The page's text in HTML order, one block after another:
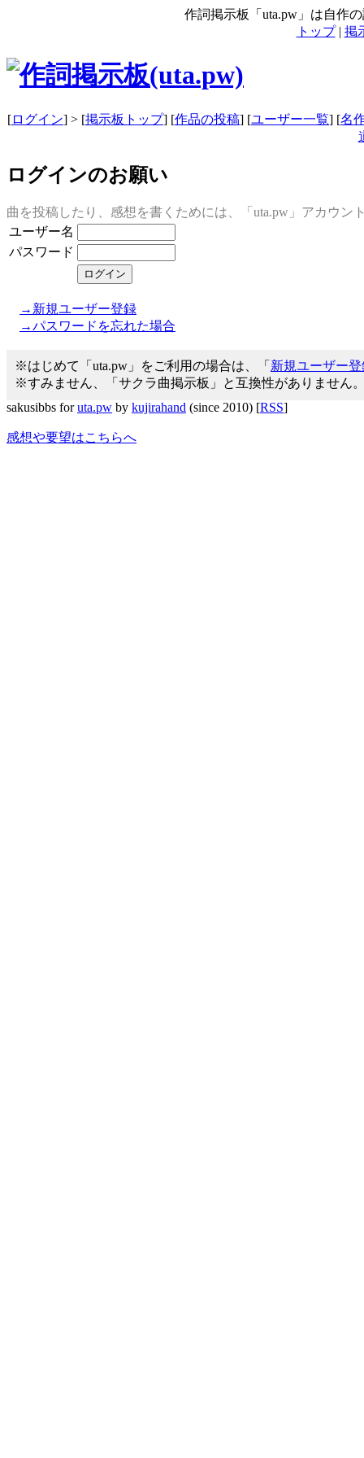
作詞掲示板「uta.pw」は自作
トップ| 掲
[ログイン] > [掲示板トップ] [作品の投稿] [ユーザー一覧] [名
ログインのお願い
曲を投稿したり、感想を書くためには、「uta.pw」アカウン
ユーザー名
パスワード
→新規ユーザー登録
→パスワードを忘れた場合
※はじめて「uta.pw」をご利用の場合は、「 新規ユーザー登
※すみません、「サクラ曲掲示板」と互換性がありません
sakusibbs foruta.pw by kujirahand (since 2010) [RSS]
感想や要望はこちらへ